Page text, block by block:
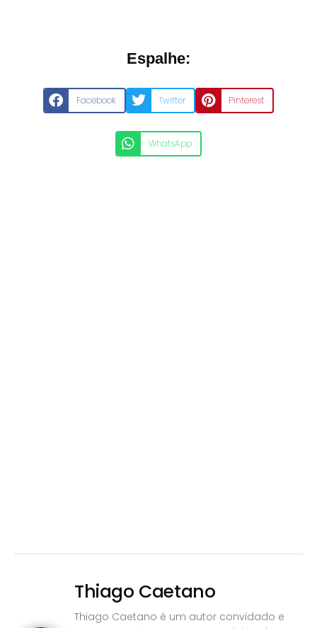
Espalhe:
Facebook Twitter Pinterest
WhatsApp
Thiago Caetano
Thiago Caetano é um autor convidado e